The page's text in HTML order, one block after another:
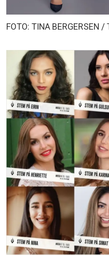
FOTO: TINA BERGERSEN /